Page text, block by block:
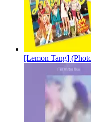
[Lemon Tang]